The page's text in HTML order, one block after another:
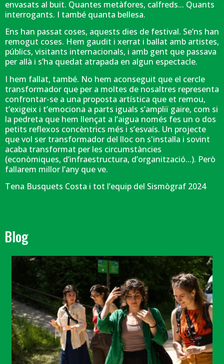
envasats al buit. Quantes metàfores, calfreds... Quants
interrogants. I també quanta bellesa.
Ens han passat coses, aquests dies de festival. Se’ns han
remogut coses. Hem gaudit i xerrat i ballat amb artistes,
públics, visitants internacionals, i amb gent que passava
per allà i s’ha quedat atrapada en algun espectacle.
I hem fallat, també. No hem aconseguit que el cercle
transformador que per a moltes de nosaltres representa
confrontar-se a una proposta artística que et remou,
t’exigeix i t’emociona a parts iguals s’ampliï gaire, com si
la pedreta que hem llençat a l’aigua només fes un o dos
petits reflexos concèntrics més i s’esvaís. Un projecte
que vol ser transformador del lloc on s'instal·la i sovint
acaba transformat per les circumstàncies
(econòmiques, d’infraestructura, d’organització...). Però
fallarem millor l’any que ve.
Tena Busquets Costa i tot l’equip del Sismògraf 2024
Blog